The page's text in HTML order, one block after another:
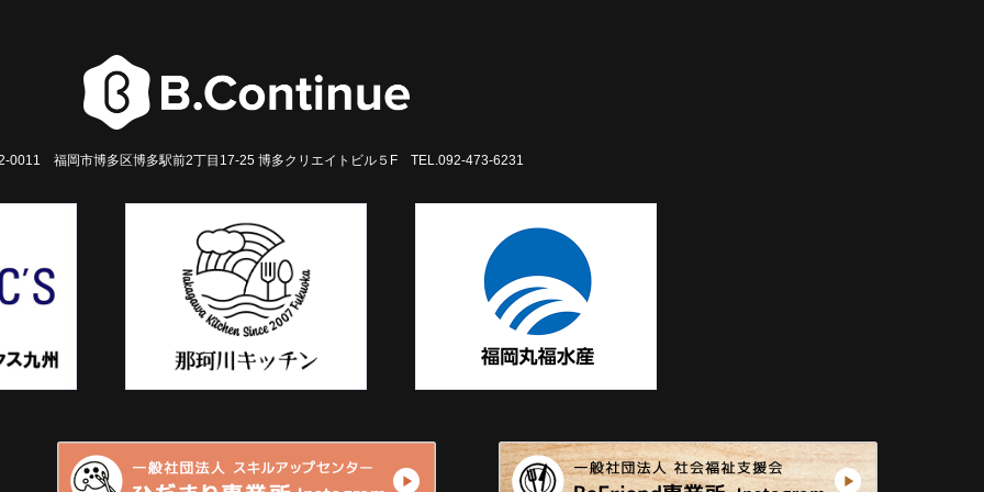
0011 福岡市博多区博多駅前2丁目17-25 博多クリエイトビル５F TEL.092-473-6231